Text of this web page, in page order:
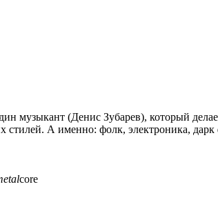
музыкант (Денис Зубарев), который
стилей. А именно: фолк, электроника,
core